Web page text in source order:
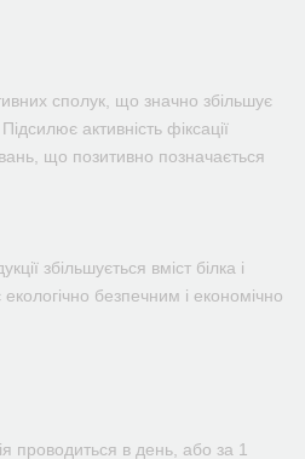
сполук, що значно збільшує
активність фіксації
що позитивно позначається
збільшується вміст білка і
безпечним і економічно
проводиться в день, або за 1